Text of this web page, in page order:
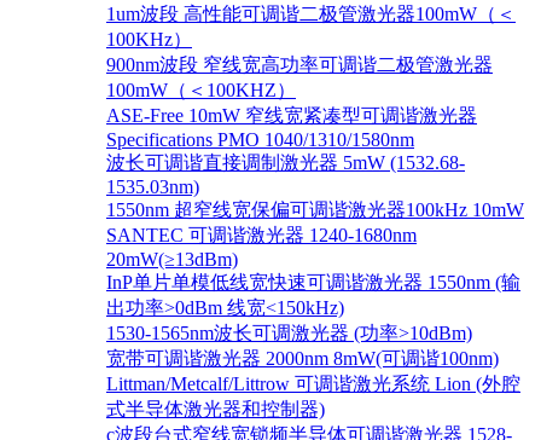
1um波段 高性能可调谐二极管激光器100mW（＜
100KHz）
900nm波段 窄线宽高功率可调谐二极管激光器
100mW（＜100KHZ）
ASE-Free 10mW 窄线宽紧凑型可调谐激光器
Specifications PMO 1040/1310/1580nm
波长可调谐直接调制激光器 5mW (1532.68-
1535.03nm)
1550nm 超窄线宽保偏可调谐激光器100kHz 10mW
SANTEC 可调谐激光器 1240-1680nm
20mW(≥13dBm)
InP单片单模低线宽快速可调谐激光器 1550nm (输
出功率>0dBm 线宽<150kHz)
1530-1565nm波长可调激光器 (功率>10dBm)
宽带可调谐激光器 2000nm 8mW(可调谐100nm)
Littman/Metcalf/Littrow 可调谐激光系统 Lion (外腔
式半导体激光器和控制器)
c波段台式窄线宽锁频半导体可调谐激光器 1528-